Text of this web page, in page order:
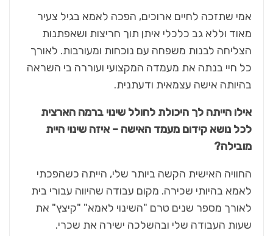
אמי שתזכה לחיים ארוכים, הפכה לאמא בגיל צעיר
מאוד וללא גב כלכלי איתן תוך חריצות ושאפתנות
הצליחה לבנות משפחה עם נוכחות ומעורבות. לאורך
כל חיי בנתה את מעמדה המקצועי ועוררה בי השראה
בהיותה אישה עצמאית ודעתנית.
אילו הייתה לך היכולת לחולל שינוי ברמה הארצית
לכל נושא קידום מעמד האישה – איזה שינוי היית
מובילה?
החוויה האישית הקשה ביותר שלי, הייתה כשהפכתי
לאמא בהיותי שכירה. מקום עבודה שהיווה עבורי בית
לאורך מספר שנים טרם "השינוי לאמא" "קיצץ" את
שעות העבודה שלי ובהשלכה ישירה את שכרי.